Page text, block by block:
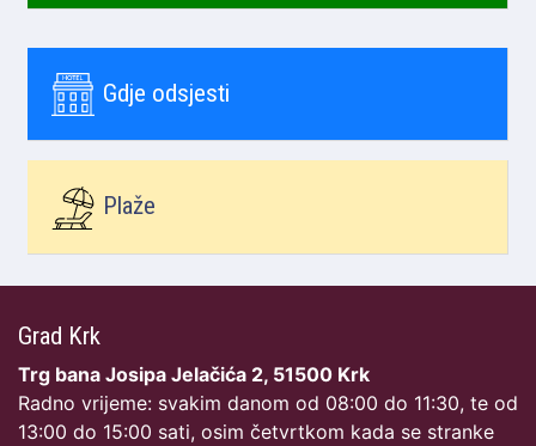
Gdje odsjesti
Plaže
Grad Krk
Trg bana Josipa Jelačića 2, 51500 Krk
Radno vrijeme: svakim danom od 08:00 do 11:30, te od
13:00 do 15:00 sati, osim četvrtkom kada se stranke